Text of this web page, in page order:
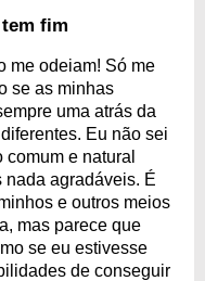
fim
me odeiam! Só me
se as minhas
uma atrás da
Eu não sei
e natural
nada agradáveis. É
e outros meios
mas parece que
se eu estivesse
de conseguir